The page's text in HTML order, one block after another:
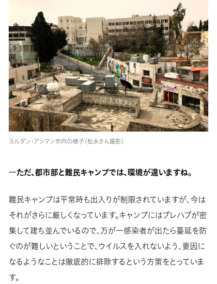
ヨルダン・アンマン市内の様子（松永さん撮影）
―ただ、都市部と難民キャンプでは、環境が違いますね。
難民キャンプは平常時も出入りが制限されていますが、今は
それがさらに厳しくなっています。キャンプにはプレハブが密
集して建ち並んでいるので、万が一感染者が出たら蔓延を防
ぐのが難しいということで、ウイルスを入れないよう、要因に
なるようなことは徹底的に排除するという方策をとっていま
す。